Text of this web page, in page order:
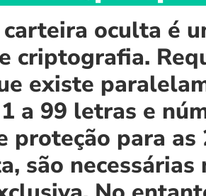
oculta é
existe
a 99 letras e
proteção para as
são necessárias